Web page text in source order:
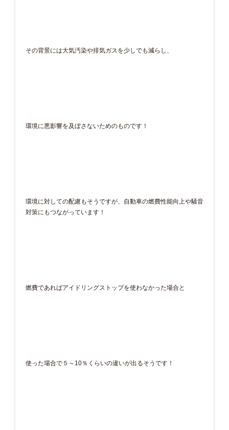
その背景には大気汚染や排気ガスを少しでも減らし、
環境に悪影響を及ぼさないためのものです！
環境に対しての配慮もそうですが、自動車の燃費性能向上や騒音
対策にもつながっています！
燃費であればアイドリングストップを使わなかった場合と
使った場合で５～10％くらいの違いが出るそうです！